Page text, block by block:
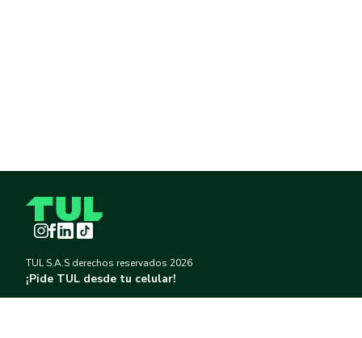
Instagram
Facebook
LinkedInTikTok
TUL S.A.S derechos reservados 2026
¡Pide TUL desde tu celular!